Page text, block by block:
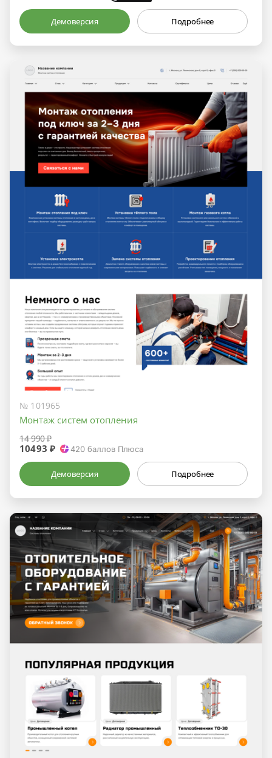
Демоверсия Подробнее
№ 101965
Монтаж систем отопления
14 990 ₽
10493 ₽ 420 баллов Плюса
Демоверсия Подробнее